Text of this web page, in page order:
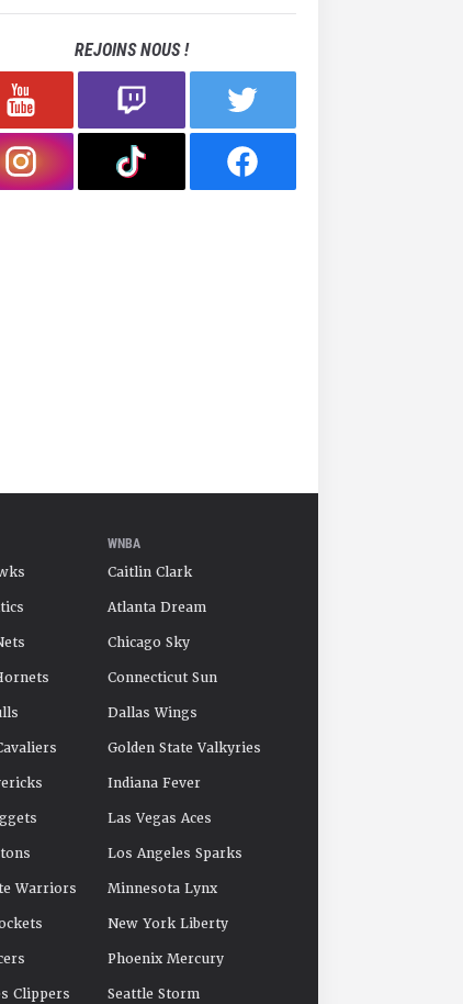
REJOINS NOUS !
Warriors
Clippers
WNBA
Caitlin Clark
Atlanta Dream
Chicago Sky
Connecticut Sun
Dallas Wings
Golden State Valkyries
Indiana Fever
Las Vegas Aces
Los Angeles Sparks
Minnesota Lynx
New York Liberty
Phoenix Mercury
Seattle Storm